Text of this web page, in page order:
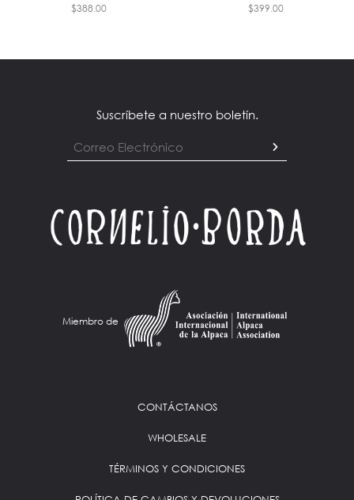
$388.00
$399.00
Suscríbete a nuestro boletín.
Miembro de
CONTÁCTANOS
WHOLESALE
TÉRMINOS Y CONDICIONES